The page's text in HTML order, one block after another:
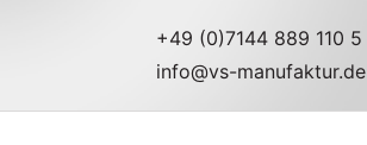
+49 (0)7144 889 110 5
info@vs-manufaktur.de